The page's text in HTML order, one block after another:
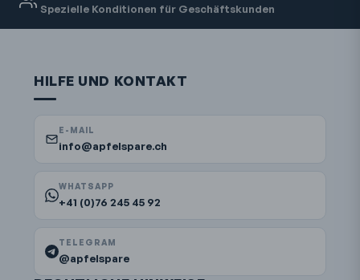
Spezielle Konditionen für Geschäftskunden
HILFE UND KONTAKT
E-MAIL
info@apfelspare.ch
WHATSAPP
+41 (0)76 245 45 92
TELEGRAM
@apfelspare